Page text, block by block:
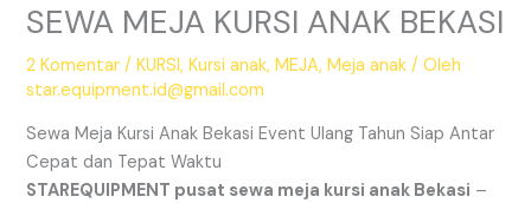
SEWA MEJA KURSI ANAK BEKASI
2 Komentar /KURSI,Kursi anak,MEJA,Meja anak / Oleh
star.equipment.id@gmail.com
Sewa Meja Kursi Anak Bekasi Event Ulang Tahun Siap Antar
Cepat dan Tepat Waktu
STAREQUIPMENT pusat sewa meja kursi anak Bekasi –